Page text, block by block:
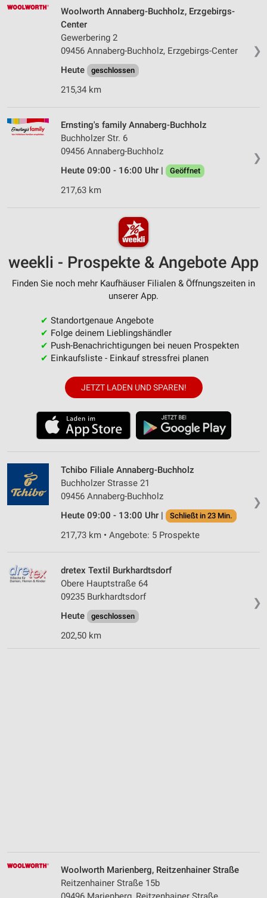
❯
Woolworth Annaberg-Buchholz, Erzgebirgs-
Center
Gewerbering 2
09456 Annaberg-Buchholz, Erzgebirgs-Center
Heute
geschlossen
215,34 km
❯
Ernsting's family Annaberg-Buchholz
Buchholzer Str. 6
09456 Annaberg-Buchholz
Heute 09:00 - 16:00 Uhr |
Geöffnet
217,63 km
weekli - Prospekte & Angebote App
Finden Sie noch mehr Kaufhäuser Filialen & Öffnungszeiten in
unserer App.
✔ Standortgenaue Angebote
✔ Folge deinem Lieblingshändler
✔ Push-Benachrichtigungen bei neuen Prospekten
✔ Einkaufsliste - Einkauf stressfrei planen
JETZT LADEN UND SPAREN!
❯
Tchibo Filiale Annaberg-Buchholz
Buchholzer Strasse 21
09456 Annaberg-Buchholz
Heute 09:00 - 13:00 Uhr |
Schließt in 23 Min.
217,73 km • Angebote: 5 Prospekte
❯
dretex Textil Burkhardtsdorf
Obere Hauptstraße 64
09235 Burkhardtsdorf
Heute
geschlossen
202,50 km
Woolworth Marienberg, Reitzenhainer Straße
Reitzenhainer Straße 15b